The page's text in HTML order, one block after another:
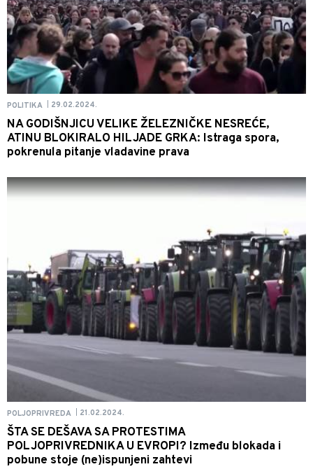
POLITIKA 29.02.2024.
NA GODIŠNJICU VELIKE ŽELEZNIČKE NESREĆE,
ATINU BLOKIRALO HILJADE GRKA: Istraga spora,
pokrenula pitanje vladavine prava
POLJOPRIVREDA 21.02.2024.
ŠTA SE DEŠAVA SA PROTESTIMA
POLJOPRIVREDNIKA U EVROPI? Između blokada i
pobune stoje (ne)ispunjeni zahtevi